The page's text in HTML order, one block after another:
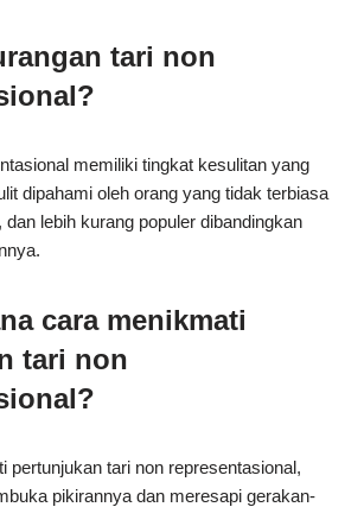
tari non
memiliki tingkat kesulitan yang
dipahami oleh orang yang tidak terbiasa
dan lebih kurang populer dibandingkan
cara menikmati
tari non
pertunjukan tari non representasional,
pikirannya dan meresapi gerakan-